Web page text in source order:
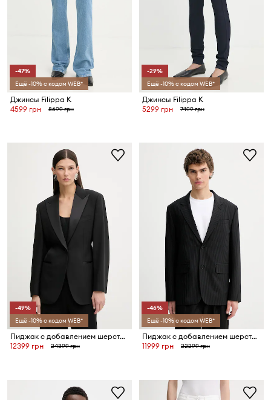
-47%
Ещё -10% с кодом WEB*
Джинсы Filippa K
4599 грн
8699 грн
-29%
Ещё -10% с кодом WEB*
Джинсы Filippa K
5299 грн
7499 грн
-49%
Ещё -10% с кодом WEB*
Пиджак с добавлением шерсти Filippa K
12399 грн
24399 грн
-46%
Ещё -10% с кодом WEB*
Пиджак с добавлением шерсти Filippa K
11999 грн
22299 грн